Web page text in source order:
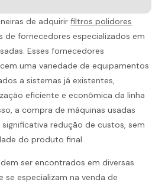
de adquirirfiltros polidores
de fornecedores especializados em
Esses fornecedores
uma variedade de equipamentos
a sistemas já existentes,
eficiente e econômica da linha
a compra de máquinas usadas
redução de custos, sem
do produto final.
ser encontrados em diversas
se especializam na venda de